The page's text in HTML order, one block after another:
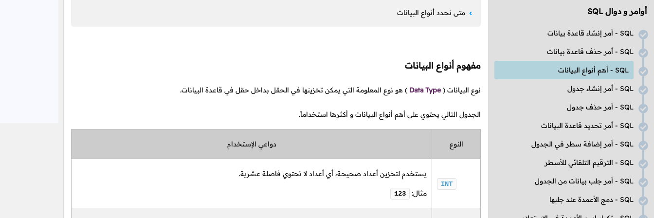
أوامر و دوال SQL
SQL - أمر إنشاء قاعدة بيانات
SQL - أمر حذف قاعدة بيانات
SQL - أهم أنواع البيانات
SQL - أمر إنشاء جدول
SQL - أمر حذف جدول
SQL - أمر تحديد قاعدة البيانات
SQL - أمر إضافة سطر في الجدول
SQL - الترقيم التلقائي للأسطر
SQL - أمر جلب بيانات من الجدول
SQL - دمج الأعمدة عند جلبها
متى نحدد أنواع البيانات
مفهوم أنواع البيانات
نوع البيانات (
Data Type
) هو نوع المعلومة التي يمكن تخزينها في الحقل بداخل حقل في قاعدة البيانات.
الجدول التالي يحتوي على أهم أنواع البيانات و أكثرها استخداماً.
النوع دواعي الإستخدام
INT
يستخدم لتخزين أعداد صحيحة، أي أعداد لا تحتوي فاصلة عشرية.
مثال: 123